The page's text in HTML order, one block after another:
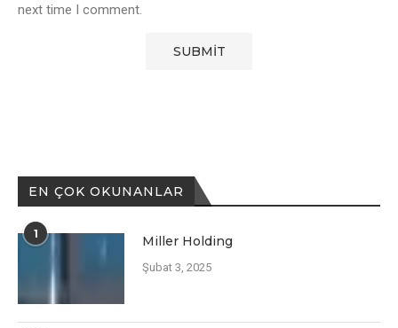
next time I comment.
EN ÇOK OKUNANLAR
1 Miller Holding
Şubat 3, 2025